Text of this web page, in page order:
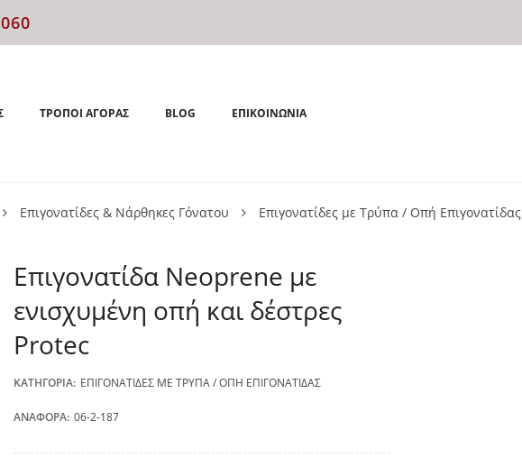
ΤΡΌΠΟΙ ΑΓΟΡΆΣ BLOG ΕΠΙΚΟΙΝΩΝΊΑ
Επιγονατίδες & Νάρθηκες Γόνατου Επιγονατίδες με Τρύπα / Οπή Επιγονατίδας
Επιγονατίδα Neoprene με
ενισχυμένη οπή και δέστρες
Protec
ΚΑΤΗΓΟΡΊΑ: ΕΠΙΓΟΝΑΤΊΔΕΣ ΜΕ ΤΡΎΠΑ / ΟΠΉ ΕΠΙΓΟΝΑΤΊΔΑΣ
ΑΝΑΦΟΡΆ: 06-2-187